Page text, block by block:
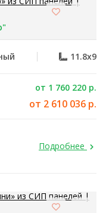
11.8x9
от 1 760 220 р.
от 2 610 036 р.
Подробнее